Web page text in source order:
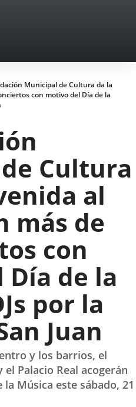
Municipal de Cultura da la
con motivo del Día de la
Cultura
al
más de
con
de la
por la
Juan
y los barrios, el
Palacio Real acogerán
Música este sábado, 21